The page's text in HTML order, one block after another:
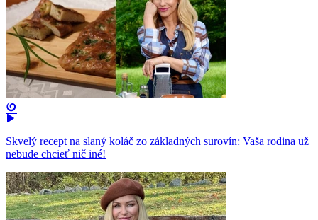
Skvelý recept na slaný koláč zo základných surovín: Vaša rodina už
nebude chcieť nič iné!